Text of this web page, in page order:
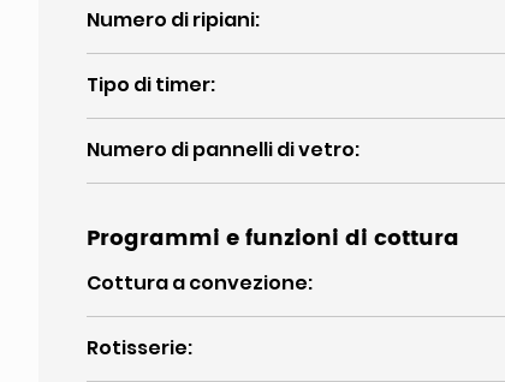
Numero di ripiani:
Tipo di timer:
Numero di pannelli di vetro:
Programmi e funzioni di cottura
Cottura a convezione:
Rotisserie: